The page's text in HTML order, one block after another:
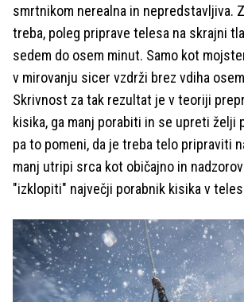
smrtnikom nerealna in nepredstavljiva.
treba, poleg priprave telesa na skrajni
sedem do osem minut. Samo kot
v mirovanju sicer vzdrži brez vdiha
Skrivnost za tak rezultat je v teoriji
kisika, ga manj porabiti in se upreti želji
pa to pomeni, da je treba telo pripraviti
manj utripi srca kot običajno in
"izklopiti" največji porabnik kisika v